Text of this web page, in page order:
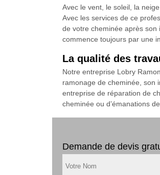
Avec le vent, le soleil, la
Avec les services de ce
de votre cheminée après
commence toujours par une
La qualité des
Notre entreprise Lobry
ramonage de cheminée, son
entreprise de réparation de
cheminée ou d’émanations
Demande de devis